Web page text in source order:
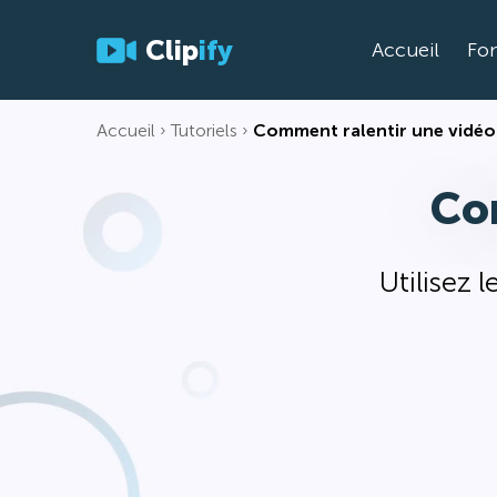
Clipify Accueil
Accueil Tutoriels Comment ralentir une vidéo
Utilisez